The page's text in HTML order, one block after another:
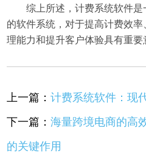
综上所述，计费系统软件是
的软件系统，对于提高计费效
理能力和提升客户体验具有重要
上一篇：计费系统软件：现
下一篇：海量跨境电商的高
的关键作用